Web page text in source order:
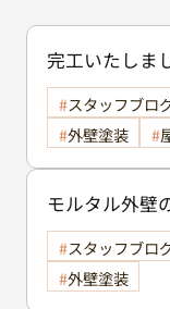
完工いたしま
スタッフブロ
外壁塗装
モルタル外壁
ス方法を徹底
スタッフブロ
外壁塗装